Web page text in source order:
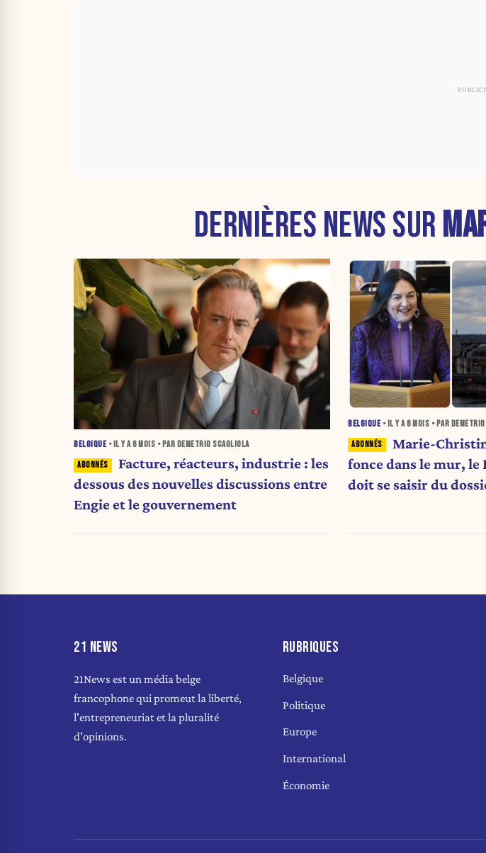
DERNIÈRES NEWS SUR
BELGIQUE • IL Y A6 MOIS • PAR DEMETRIO SCAGLIOLA
Facture, réacteurs, industrie : les
dessous des nouvelles discussions entre
Engie et le gouvernement
BELGIQUE • IL Y A6 MOIS • PAR
Marie-
fonce dans le mur,
doit se saisir du
21 NEWS
21News est un média belge
francophone qui promeut la liberté,
l'entrepreneuriat et la pluralité
d'opinions.
RUBRIQUES
Belgique
Politique
Europe
International
Économie